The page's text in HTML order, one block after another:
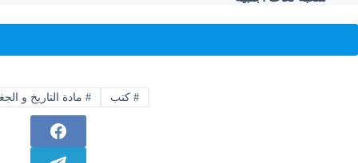
# كتب #مادة التاريخ و